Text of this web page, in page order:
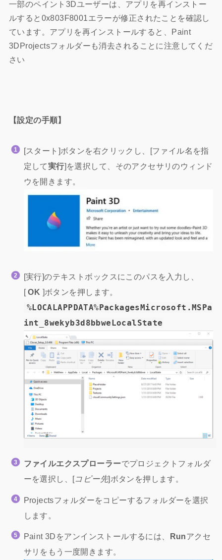
一部のペイント3Dユーザーは、アプリを再インストー
ルすると0x803F8001エラーが修正されたことを確認し
ています。アプリを再インストールすると、Paint
3DProjectsフォルダーも消去されることに注意してくだ
さい
【設定の手順】
[スタート]ボタンを右クリックし、[ファイル名を指
定して実行]を選択して、そのアクセサリのウィンド
ウを開きます。
[実行]のテキストボックスにこのパスを入力し、
[OK ]ボタンを押します。
%LOCALAPPDATA%PackagesMicrosoft.MSPa
int_8wekyb3d8bbweLocalState
ファイルエクスプローラーでプロジェクトフォルダ
ーを選択し、[コピー先]ボタンを押します。
Projectsフォルダーをコピーするフォルダーを選択
します。
Paint 3Dをアンインストールするには、 Runアクセ
サリをもう一度開きます。